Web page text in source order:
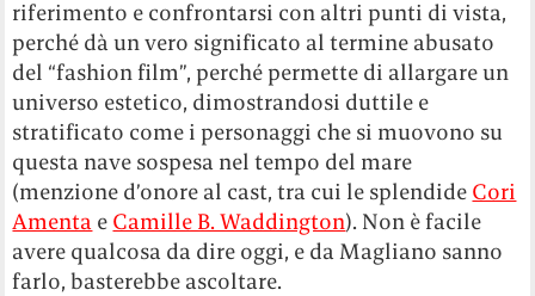
riferimento e confrontarsi con altri punti di vista,
perché dà un vero significato al termine abusato
del “fashion film”, perché permette di allargare un
universo estetico, dimostrandosi duttile e
stratificato come i personaggi che si muovono su
questa nave sospesa nel tempo del mare
(menzione d’onore al cast, tra cui le splendide Cori
Amenta e Camille B. Waddington). Non è facile
avere qualcosa da dire oggi, e da Magliano sanno
farlo, basterebbe ascoltare.